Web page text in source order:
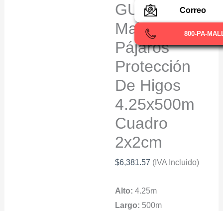
Malla Anti-
Pájaros
Protección
De Higos
4.25x500m
Cuadro
2x2cm
$6,381.57 (IVA Incluido)
Alto: 4.25m
Largo: 500m
Correo
800-PA-